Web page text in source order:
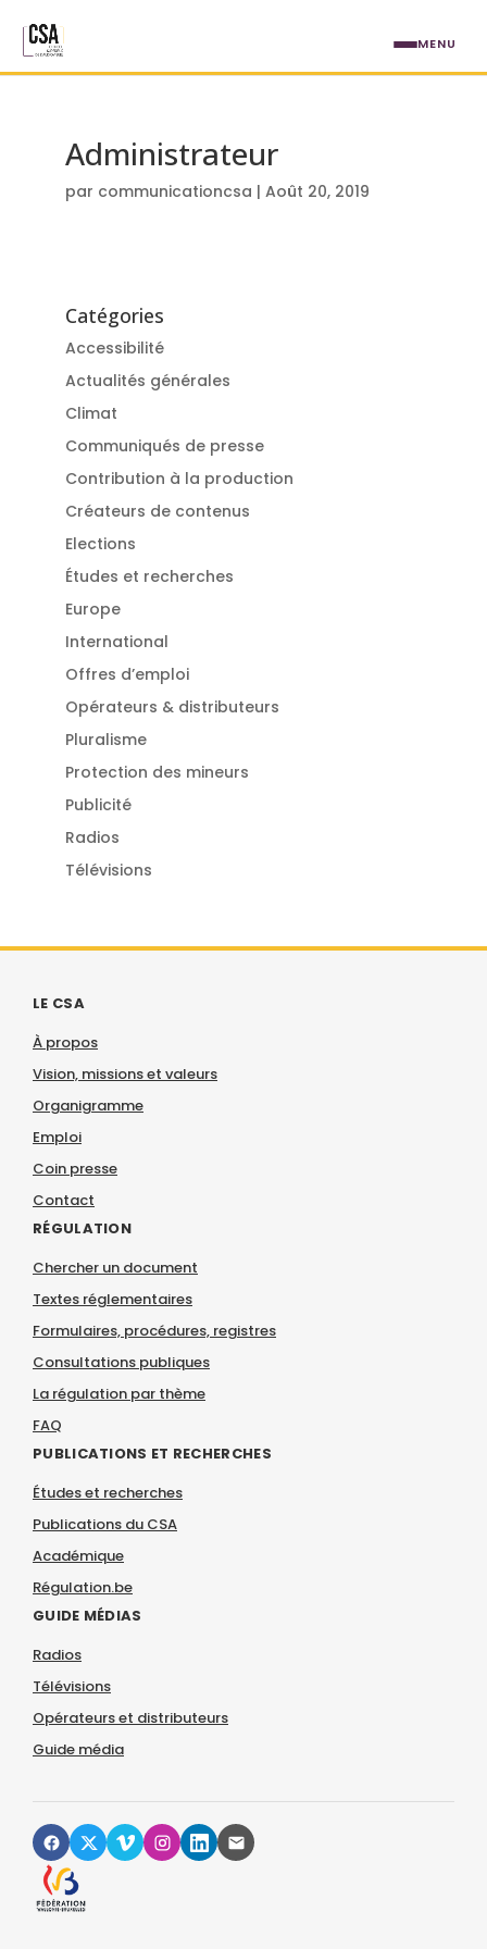
Administrateur
par communicationcsa | Août 20, 2019
Catégories
Accessibilité
Actualités générales
Climat
Communiqués de presse
Contribution à la production
Créateurs de contenus
Elections
Études et recherches
Europe
International
Offres d’emploi
Opérateurs & distributeurs
Pluralisme
Protection des mineurs
Publicité
Radios
Télévisions
LE CSA
À propos
Vision, missions et valeurs
Organigramme
Emploi
Coin presse
Contact
RÉGULATION
Chercher un document
Textes réglementaires
Formulaires, procédures, registres
Consultations publiques
La régulation par thème
FAQ
PUBLICATIONS ET RECHERCHES
Études et recherches
Publications du CSA
Académique
Régulation.be
GUIDE MÉDIAS
Radios
Télévisions
Opérateurs et distributeurs
Guide média
MENU